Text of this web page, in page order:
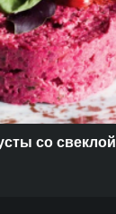
со свеклой